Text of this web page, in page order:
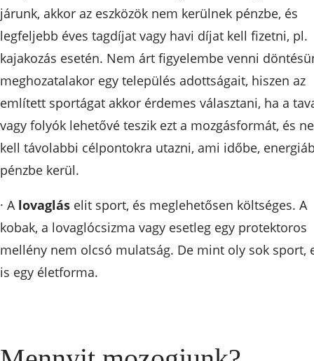
járunk, akkor az eszközök nem kerülnek pénzbe, és
legfeljebb éves tagdíjat vagy havi díjat kell fizetni, pl.
kajakozás esetén. Nem árt figyelembe venni
meghozatalakor egy település adottságait, hiszen az
említett sportágat akkor érdemes választani, ha a
vagy folyók lehetővé teszik ezt a mozgásformát, és
kell távolabbi célpontokra utazni, ami időbe,
pénzbe kerül.
· A lovaglás elit sport, és meglehetősen költséges. A
kobak, a lovaglócsizma vagy esetleg egy protektoros
mellény nem olcsó mulatság. De mint oly sok sport,
is egy életforma.